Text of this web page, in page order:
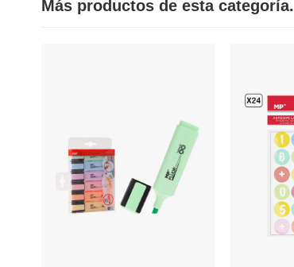
Más productos de esta categoría.